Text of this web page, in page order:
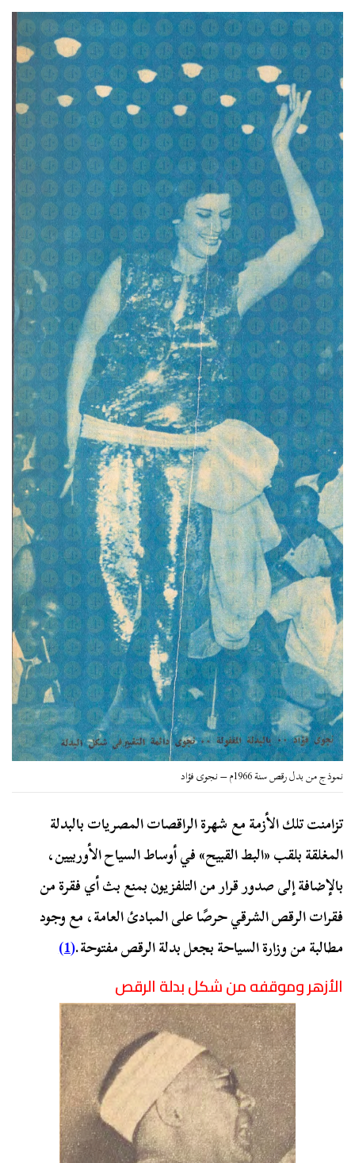
نموذج من بدل رقص سنة 1966م – نجوى فؤاد
تزامنت تلك الأزمة مع شهرة الراقصات المصريات بالبدلة
المغلقة بلقب «البط القبيح» في أوساط السياح الأوربيين،
بالإضافة إلى صدور قرار من التلفزيون بمنع بث أي فقرة من
فقرات الرقص الشرقي حرصًا على المبادئ العامة، مع وجود
مطالبة من وزارة السياحة بجعل بدلة الرقص مفتوحة.(1)
الأزهر وموقفه من شكل بدلة الرقص